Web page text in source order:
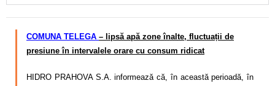
COMUNA TELEGA – lipsă apă zone înalte, fluctuații de
presiune în intervalele orare cu consum ridicat
HIDRO PRAHOVA S.A. informează că, în această perioadă, în